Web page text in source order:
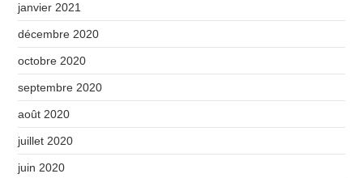
janvier 2021
décembre 2020
octobre 2020
septembre 2020
août 2020
juillet 2020
juin 2020